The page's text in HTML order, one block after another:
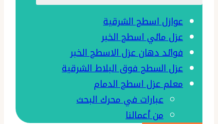
عوازل اسطح الشرقية
عزل مائي اسطح الخبر
فوائد دهان عزل الاسطح الخبر
عزل السطح فوق البلاط الشرقية
معلم عزل اسطح الدمام
عبارات في محرك البحث
من أعمالنا